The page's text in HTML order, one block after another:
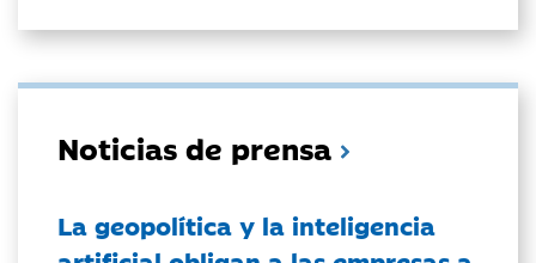
Noticias de prensa
La geopolítica y la inteligencia